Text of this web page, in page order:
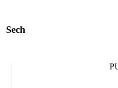
Sech